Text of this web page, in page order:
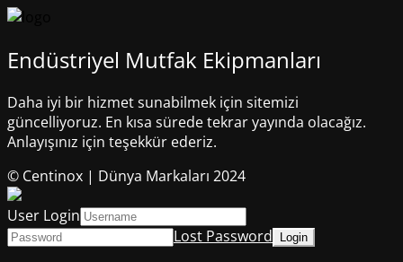
Endüstriyel Mutfak Ekipmanları
Daha iyi bir hizmet sunabilmek için sitemizi
güncelliyoruz. En kısa sürede tekrar yayında olacağız.
Anlayışınız için teşekkür ederiz.
© Centinox | Dünya Markaları 2024
User Login
Lost Password